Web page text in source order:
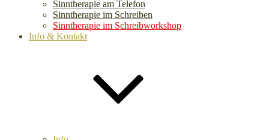
Sinntherapie am Telefon
Sinntherapie im Schreiben
Sinntherapie im Schreibworkshop
Info & Kontakt